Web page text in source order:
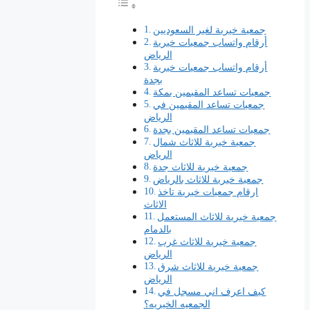
جمعية خيرية لغير السعوديين
أرقام واتساب جمعيات خيرية
الرياض
أرقام واتساب جمعيات خيرية
بجدة
جمعيات تساعد المقيمين بمكة
جمعيات تساعد المقيمين في
الرياض
جمعيات تساعد المقيمين بجدة
جمعية خيرية للاثاث شمال
الرياض
جمعية خيرية للاثاث جدة
جمعية خيرية للاثاث بالرياض
ارقام جمعيات خيرية تاخذ
الاثاث
جمعية خيرية للاثاث المستعمل
بالدمام
جمعية خيرية للاثاث غرب
الرياض
جمعية خيرية للاثاث شرق
الرياض
كيف اعرف اني مسجل في
الجمعيه الخيريه؟